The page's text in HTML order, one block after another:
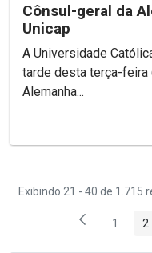
Cônsul-geral da
Unicap
A Universidade
tarde desta terça-feira
Alemanha...
Exibindo 21 - 40 de 1.715
Página
1 2